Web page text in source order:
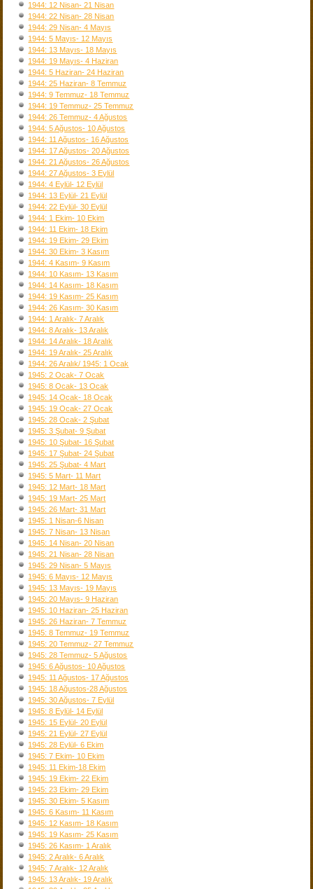
1944: 12 Nisan- 21 Nisan
1944: 22 Nisan- 28 Nisan
1944: 29 Nisan- 4 Mayıs
1944: 5 Mayıs- 12 Mayıs
1944: 13 Mayıs- 18 Mayıs
1944: 19 Mayıs- 4 Haziran
1944: 5 Haziran- 24 Haziran
1944: 25 Haziran- 8 Temmuz
1944: 9 Temmuz- 18 Temmuz
1944: 19 Temmuz- 25 Temmuz
1944: 26 Temmuz- 4 Ağustos
1944: 5 Ağustos- 10 Ağustos
1944: 11 Ağustos- 16 Ağustos
1944: 17 Ağustos- 20 Ağustos
1944: 21 Ağustos- 26 Ağustos
1944: 27 Ağustos- 3 Eylül
1944: 4 Eylül- 12 Eylül
1944: 13 Eylül- 21 Eylül
1944: 22 Eylül- 30 Eylül
1944: 1 Ekim- 10 Ekim
1944: 11 Ekim- 18 Ekim
1944: 19 Ekim- 29 Ekim
1944: 30 Ekim- 3 Kasım
1944: 4 Kasım- 9 Kasım
1944: 10 Kasım- 13 Kasım
1944: 14 Kasım- 18 Kasım
1944: 19 Kasım- 25 Kasım
1944: 26 Kasım- 30 Kasım
1944: 1 Aralık- 7 Aralık
1944: 8 Aralık- 13 Aralık
1944: 14 Aralık- 18 Aralık
1944: 19 Aralık- 25 Aralık
1944: 26 Aralık/ 1945: 1 Ocak
1945: 2 Ocak- 7 Ocak
1945: 8 Ocak- 13 Ocak
1945: 14 Ocak- 18 Ocak
1945: 19 Ocak- 27 Ocak
1945: 28 Ocak- 2 Şubat
1945: 3 Şubat- 9 Şubat
1945: 10 Şubat- 16 Şubat
1945: 17 Şubat- 24 Şubat
1945: 25 Şubat- 4 Mart
1945: 5 Mart- 11 Mart
1945: 12 Mart- 18 Mart
1945: 19 Mart- 25 Mart
1945: 26 Mart- 31 Mart
1945: 1 Nisan-6 Nisan
1945: 7 Nisan- 13 Nisan
1945: 14 Nisan- 20 Nisan
1945: 21 Nisan- 28 Nisan
1945: 29 Nisan- 5 Mayıs
1945: 6 Mayıs- 12 Mayıs
1945: 13 Mayıs- 19 Mayıs
1945: 20 Mayıs- 9 Haziran
1945: 10 Haziran- 25 Haziran
1945: 26 Haziran- 7 Temmuz
1945: 8 Temmuz- 19 Temmuz
1945: 20 Temmuz- 27 Temmuz
1945: 28 Temmuz- 5 Ağustos
1945: 6 Ağustos- 10 Ağustos
1945: 11 Ağustos- 17 Ağustos
1945: 18 Ağustos-28 Ağustos
1945: 30 Ağustos- 7 Eylül
1945: 8 Eylül- 14 Eylül
1945: 15 Eylül- 20 Eylül
1945: 21 Eylül- 27 Eylül
1945: 28 Eylül- 6 Ekim
1945: 7 Ekim- 10 Ekim
1945: 11 Ekim-18 Ekim
1945: 19 Ekim- 22 Ekim
1945: 23 Ekim- 29 Ekim
1945: 30 Ekim- 5 Kasım
1945: 6 Kasım- 11 Kasım
1945: 12 Kasım- 18 Kasım
1945: 19 Kasım- 25 Kasım
1945: 26 Kasım- 1 Aralık
1945: 2 Aralık- 6 Aralık
1945: 7 Aralık- 12 Aralık
1945: 13 Aralık- 19 Aralık